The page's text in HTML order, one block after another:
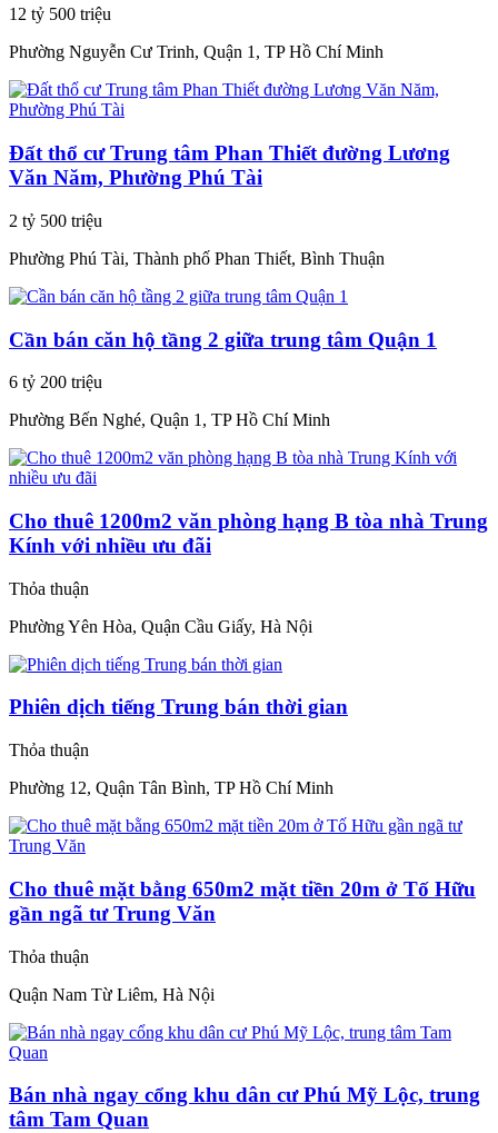
12 tỷ 500 triệu
Phường Nguyễn Cư Trinh, Quận 1, TP Hồ Chí Minh
Đất thổ cư Trung tâm Phan Thiết đường Lương
Văn Năm, Phường Phú Tài
2 tỷ 500 triệu
Phường Phú Tài, Thành phố Phan Thiết, Bình Thuận
Cần bán căn hộ tầng 2 giữa trung tâm Quận 1
6 tỷ 200 triệu
Phường Bến Nghé, Quận 1, TP Hồ Chí Minh
Cho thuê 1200m2 văn phòng hạng B tòa nhà Trung
Kính với nhiều ưu đãi
Thỏa thuận
Phường Yên Hòa, Quận Cầu Giấy, Hà Nội
Phiên dịch tiếng Trung bán thời gian
Thỏa thuận
Phường 12, Quận Tân Bình, TP Hồ Chí Minh
Cho thuê mặt bằng 650m2 mặt tiền 20m ở Tố Hữu
gần ngã tư Trung Văn
Thỏa thuận
Quận Nam Từ Liêm, Hà Nội
Bán nhà ngay cổng khu dân cư Phú Mỹ Lộc, trung
tâm Tam Quan